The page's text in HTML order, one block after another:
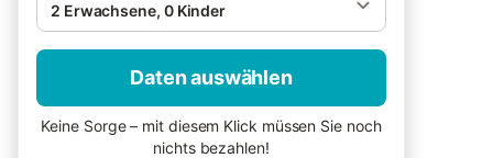
2 Erwachsene, 0 Kinder
Daten auswählen
Keine Sorge – mit diesem Klick müssen Sie noch
nichts bezahlen!